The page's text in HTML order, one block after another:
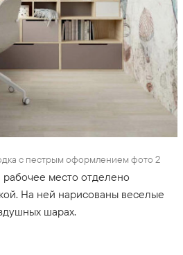
с пестрым оформлением фото 2
место отделено
На ней нарисованы веселые
шарах.